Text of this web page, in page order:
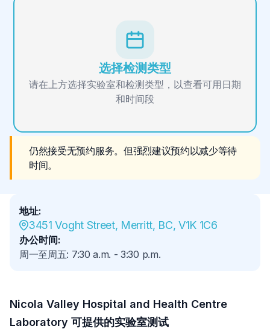
选择检测类型
请在上方选择实验室和检测类型，以查看可用日期
和时间段
仍然接受无预约服务。但强烈建议预约以减少等待
时间。
地址:
3451 Voght Street, Merritt, BC, V1K 1C6
办公时间:
周一至周五: 7:30 a.m. -3:30 p.m.
Nicola Valley Hospital and Health Centre
Laboratory 可提供的实验室测试